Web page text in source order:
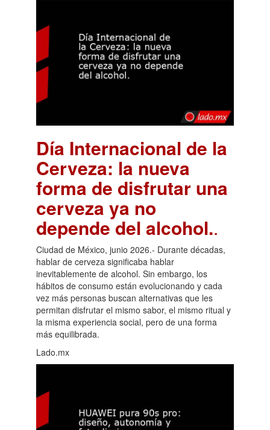
Día Internacional de la
Cerveza: la nueva
forma de disfrutar una
cerveza ya no
depende del alcohol..
Ciudad de México, junio 2026.- Durante décadas,
hablar de cerveza significaba hablar
inevitablemente de alcohol. Sin embargo, los
hábitos de consumo están evolucionando y cada
vez más personas buscan alternativas que les
permitan disfrutar el mismo sabor, el mismo ritual y
la misma experiencia social, pero de una forma
más equilibrada.
Lado.mx